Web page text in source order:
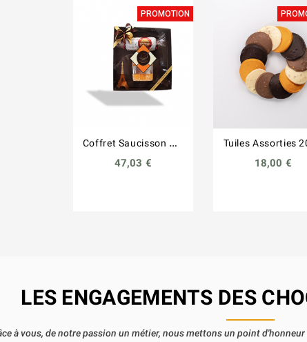
PROMOTION
C
offret Saucisson 200g + Ch'Diot M' 260g
47,03 €
Tuiles Assorties
18,00 €
LES ENGAGEMENTS DES
à vous, de notre passion un métier, nous mettons un point